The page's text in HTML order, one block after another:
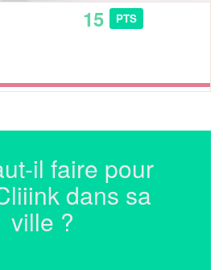
15 PTS
il faire pour
dans sa
ville ?